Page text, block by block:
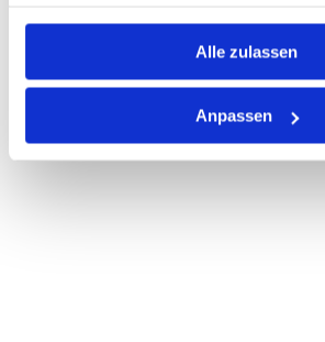
gesammelt haben.
Alle zulassen
Anpassen